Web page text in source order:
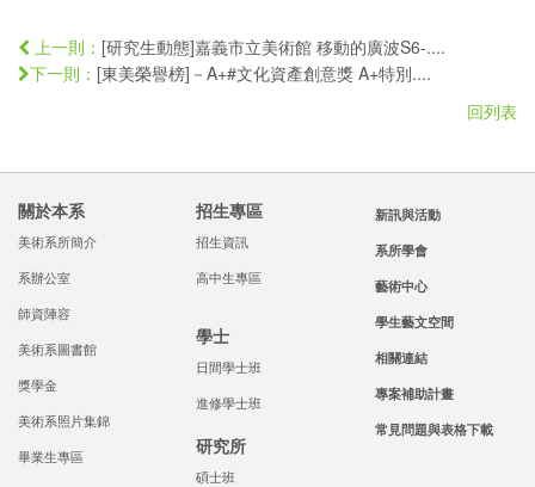
上一則： [研究生動態]嘉義市立美術館 移動的廣波S6-....
下一則： [東美榮譽榜]－A+#文化資產創意獎 A+特別....
回列表
關於本系
美術系所簡介
系辦公室
師資陣容
美術系圖書館
獎學金
美術系照片集錦
畢業生專區
招生專區
招生資訊
高中生專區
學士
日間學士班
進修學士班
研究所
碩士班
新訊與活動
系所學會
藝術中心
學生藝文空間
相關連結
專案補助計畫
常見問題與表格下載